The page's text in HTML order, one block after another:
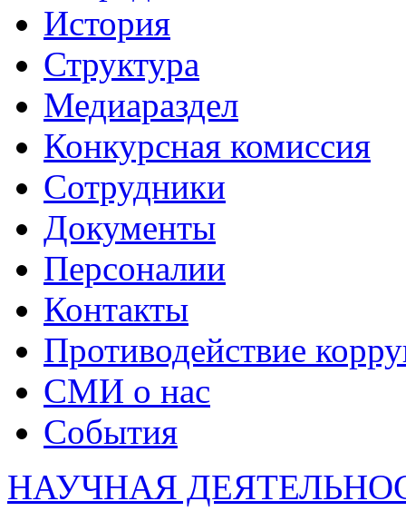
История
Структура
Медиараздел
Конкурсная комиссия
Сотрудники
Документы
Персоналии
Контакты
Противодействие
СМИ о нас
События
НАУЧНАЯ